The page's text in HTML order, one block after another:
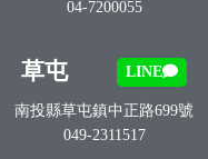
04-7200055
草屯 LINE
南投縣草屯鎮中正路699號
049-2311517